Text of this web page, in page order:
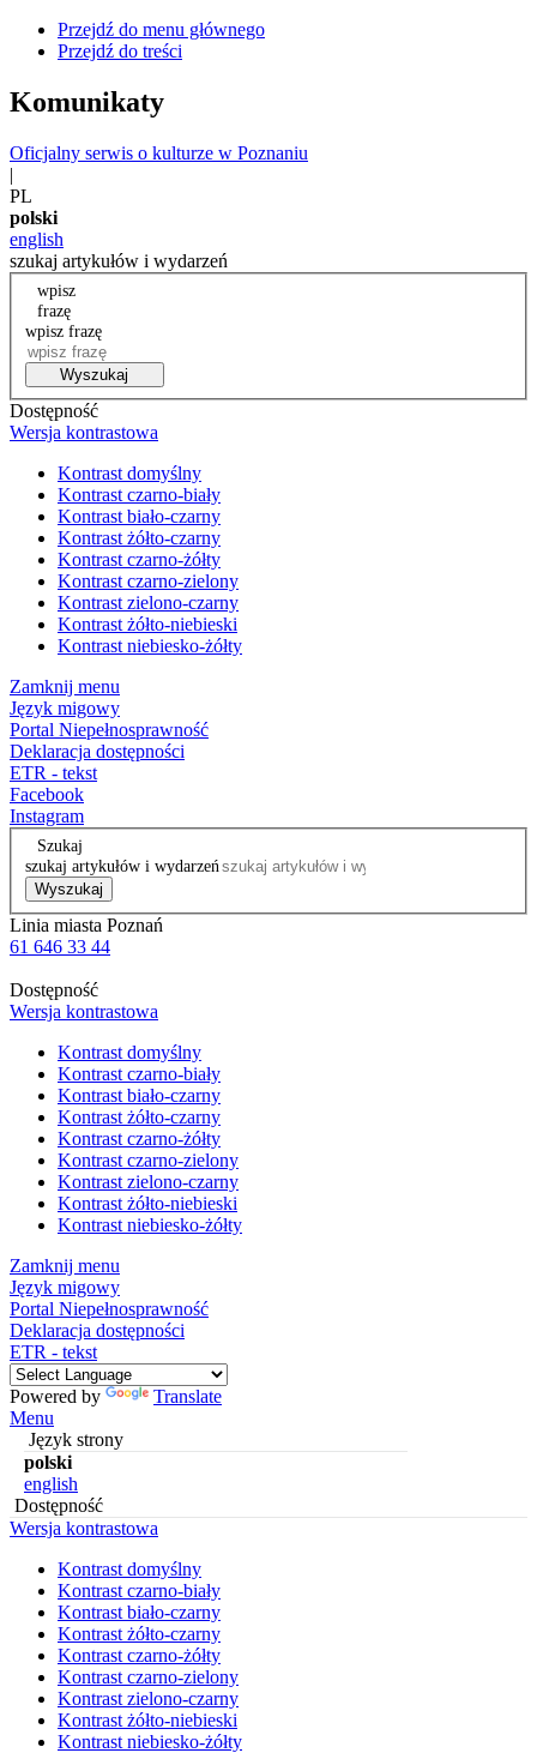
Przejdź do menu głównego
Przejdź do treści
Komunikaty
Oficjalny serwis o kulturze w Poznaniu
|
PL
polski
english
szukaj artykułów i wydarzeń
wpisz
frazę
wpisz frazę
Wyszukaj
Dostępność
Wersja kontrastowa
Kontrast domyślny
Kontrast czarno-biały
Kontrast biało-czarny
Kontrast żółto-czarny
Kontrast czarno-żółty
Kontrast czarno-zielony
Kontrast zielono-czarny
Kontrast żółto-niebieski
Kontrast niebiesko-żółty
Zamknij menu
Język migowy
Portal Niepełnosprawność
Deklaracja dostępności
ETR - tekst
Facebook
Instagram
Szukaj
szukaj artykułów i wydarzeń
Wyszukaj
Linia miasta Poznań
61 646 33 44
Dostępność
Wersja kontrastowa
Kontrast domyślny
Kontrast czarno-biały
Kontrast biało-czarny
Kontrast żółto-czarny
Kontrast czarno-żółty
Kontrast czarno-zielony
Kontrast zielono-czarny
Kontrast żółto-niebieski
Kontrast niebiesko-żółty
Zamknij menu
Język migowy
Portal Niepełnosprawność
Deklaracja dostępności
ETR - tekst
Powered by
Translate
Menu
Język strony
polski
english
Dostępność
Wersja kontrastowa
Kontrast domyślny
Kontrast czarno-biały
Kontrast biało-czarny
Kontrast żółto-czarny
Kontrast czarno-żółty
Kontrast czarno-zielony
Kontrast zielono-czarny
Kontrast żółto-niebieski
Kontrast niebiesko-żółty